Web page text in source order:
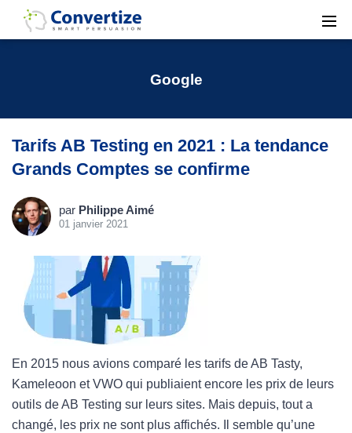
Google
Tarifs AB Testing en 2021 : La tendance
Grands Comptes se confirme
par Philippe Aimé
01 janvier 2021
En 2015 nous avions comparé les tarifs de AB Tasty,
Kameleoon et VWO qui publiaient encore les prix de leurs
outils de AB Testing sur leurs sites. Mais depuis, tout a
changé, les prix ne sont plus affichés. Il semble qu’une